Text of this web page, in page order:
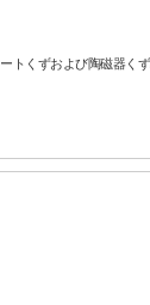
トくずおよび陶磁器く